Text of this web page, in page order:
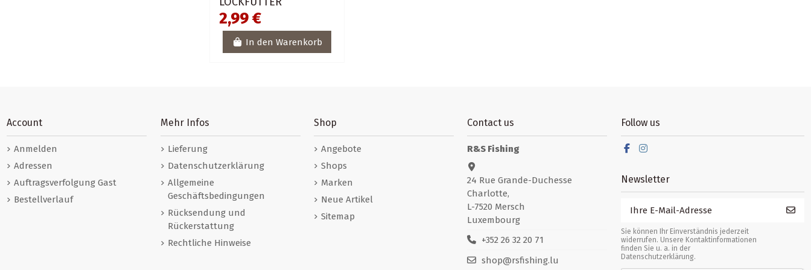
2,99 €
In den Warenkorb
Account
Anmelden
Adressen
Auftragsverfolgung Gast
Bestellverlauf
Mehr Infos
Lieferung
Datenschutzerklärung
Allgemeine
Geschäftsbedingungen
Rücksendung und
Rückerstattung
Rechtliche Hinweise
Shop
Angebote
Shops
Marken
Neue Artikel
Sitemap
Contact us
R&S Fishing
24 Rue Grande-Duchesse
Charlotte,
L-7520 Mersch
Luxembourg
+352 26 32 20 71
shop@rsfishing.lu
Follow us
Newsletter
Sie können Ihr Einverständnis jederzeit
widerrufen. Unsere Kontaktinformationen
finden Sie u. a. in der
Datenschutzerklärung.